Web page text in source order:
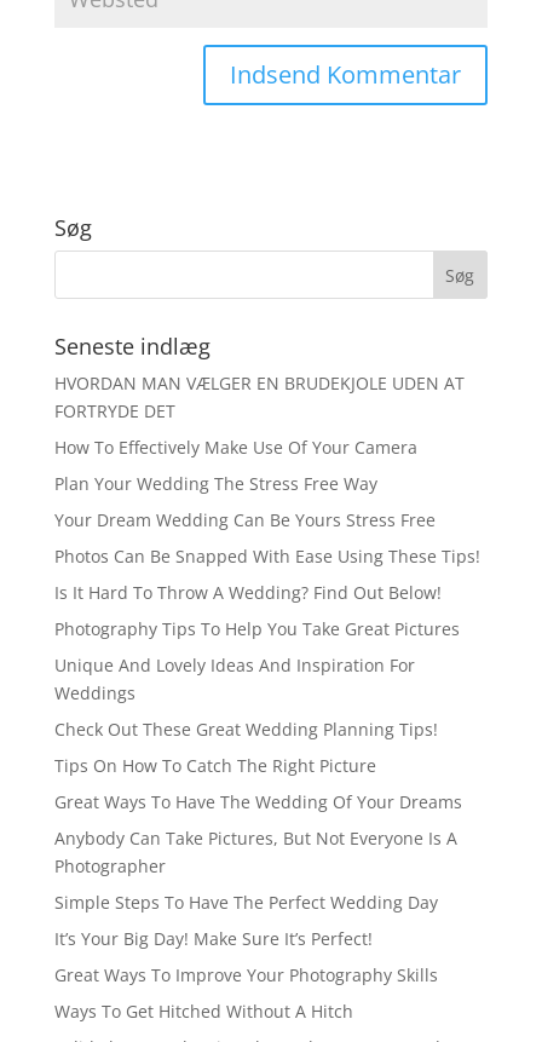
Søg
Seneste indlæg
HVORDAN MAN VÆLGER EN BRUDEKJOLE UDEN AT
FORTRYDE DET
How To Effectively Make Use Of Your Camera
Plan Your Wedding The Stress Free Way
Your Dream Wedding Can Be Yours Stress Free
Photos Can Be Snapped With Ease Using These Tips!
Is It Hard To Throw A Wedding? Find Out Below!
Photography Tips To Help You Take Great Pictures
Unique And Lovely Ideas And Inspiration For
Weddings
Check Out These Great Wedding Planning Tips!
Tips On How To Catch The Right Picture
Great Ways To Have The Wedding Of Your Dreams
Anybody Can Take Pictures, But Not Everyone Is A
Photographer
Simple Steps To Have The Perfect Wedding Day
It’s Your Big Day! Make Sure It’s Perfect!
Great Ways To Improve Your Photography Skills
Ways To Get Hitched Without A Hitch